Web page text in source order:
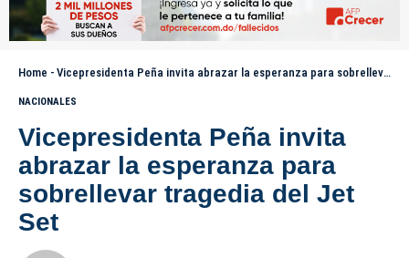
Home - Vicepresidenta Peña invita abrazar la esperanza para sobrellevar tragedia del Jet Set
NACIONALES
Vicepresidenta Peña invita
abrazar la esperanza para
sobrellevar tragedia del Jet
Set